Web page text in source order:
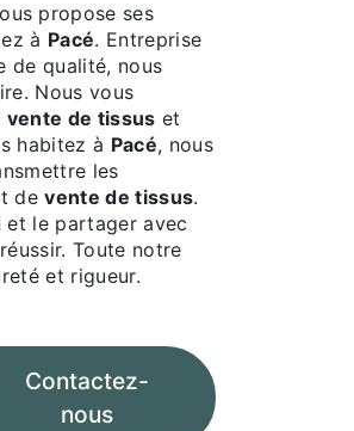
propose ses
à Pacé. Entreprise
de qualité, nous
Nous vous
vente de tissus et
habitez à Pacé, nous
les
devente de tissus.
le partager avec
Toute notre
et rigueur.
Contactez-
nous